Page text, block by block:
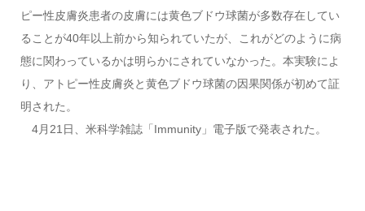
ピー性皮膚炎患者の皮膚には黄色ブドウ球菌が多数存在してい
ることが40年以上前から知られていたが、これがどのように病
態に関わっているかは明らかにされていなかった。本実験によ
り、アトピー性皮膚炎と黄色ブドウ球菌の因果関係が初めて証
明された。
4月21日、米科学雑誌「Immunity」電子版で発表された。